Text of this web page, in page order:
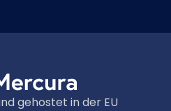
gehostet in der EU